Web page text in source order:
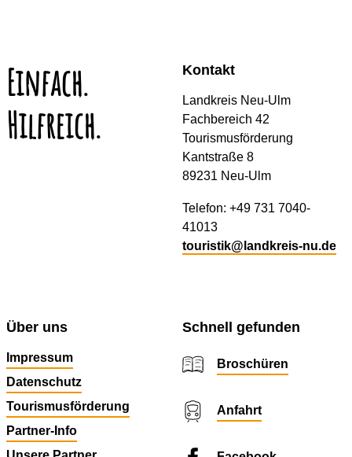
Einfach.
Hilfreich.
Kontakt
Landkreis Neu-Ulm
Fachbereich 42
Tourismusförderung
Kantstraße 8
89231 Neu-Ulm
Telefon: +49 731 7040-
41013
touristik@landkreis-nu.de
Über uns
Impressum
Datenschutz
Tourismusförderung
Partner-Info
Schnell gefunden
Broschüren
Anfahrt